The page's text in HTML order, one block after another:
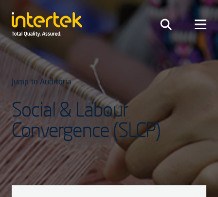
Jump to Auditoria
Social & Labour
Convergence (SLCP)